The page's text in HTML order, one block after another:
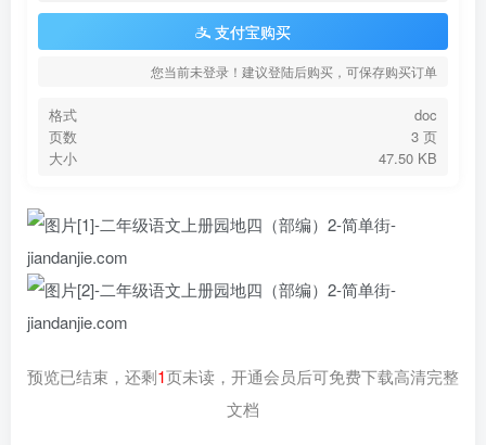
支付宝购买
您当前未登录！建议登陆后购买，可保存购买订单
格式
doc
页数
3 页
大小
47.50 KB
预览已结束，还剩1页未读，开通会员后可免费下载高清完整
文档